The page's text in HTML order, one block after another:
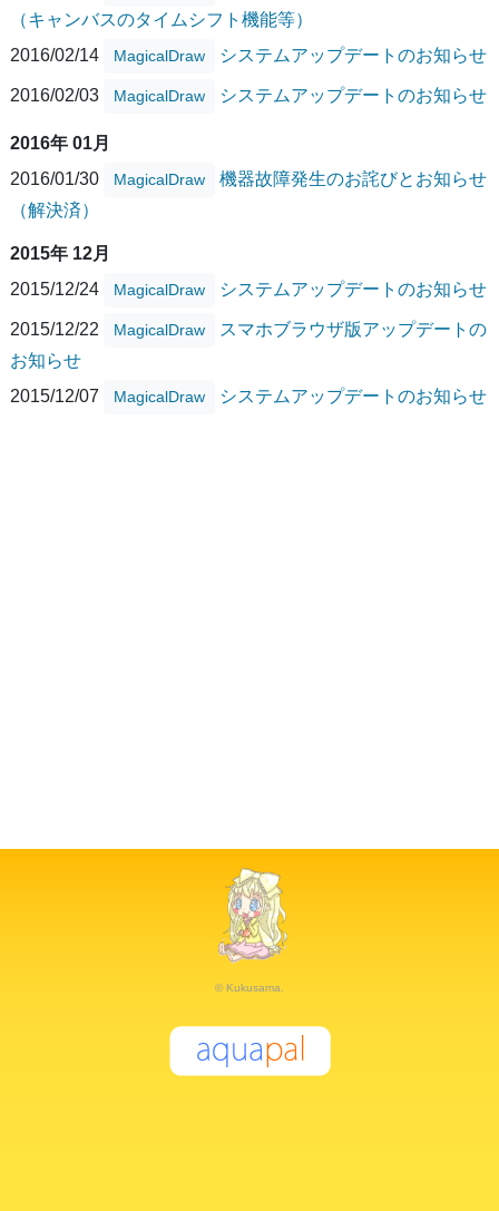
（キャンバスのタイムシフト機能等）
2016/02/14
MagicalDraw システムアップデートのお知らせ
2016/02/03 MagicalDraw システムアップデートのお知らせ
2016年 01月
2016/01/30
MagicalDraw
機器故障発生のお詫びとお知らせ
（解決済）
2015年 12月
2015/12/24
MagicalDraw システムアップデートのお知らせ
2015/12/22 MagicalDraw
スマホブラウザ版アップデートの
お知らせ
2015/12/07
MagicalDraw システムアップデートのお知らせ
© Kukusama.